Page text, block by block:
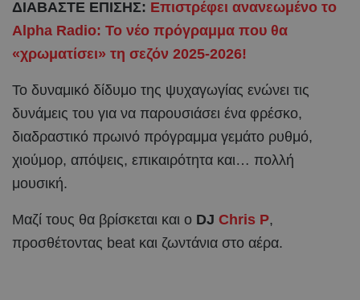
ΔΙΑΒΑΣΤΕ ΕΠΙΣΗΣ: Επιστρέφει ανανεωμένο το
Alpha Radio: Το νέο πρόγραμμα που θα
«χρωματίσει» τη σεζόν 2025-2026!
Το δυναμικό δίδυμο της ψυχαγωγίας ενώνει τις
δυνάμεις του για να παρουσιάσει ένα φρέσκο,
διαδραστικό πρωινό πρόγραμμα γεμάτο ρυθμό,
χιούμορ, απόψεις, επικαιρότητα και… πολλή
μουσική.
Μαζί τους θα βρίσκεται και ο DJ Chris P,
προσθέτοντας beat και ζωντάνια στο αέρα.